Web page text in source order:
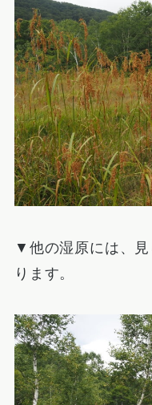
▼他の湿原には、
ります。